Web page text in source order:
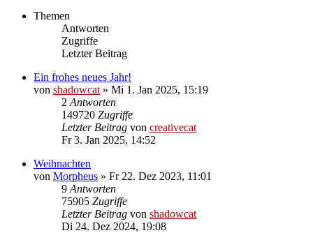
Themen
Antworten
Zugriffe
Letzter Beitrag
Ein frohes neues Jahr!
von shadowcat » Mi 1. Jan 2025, 15:19
2 Antworten
149720 Zugriffe
Letzter Beitrag von creativecat
Fr 3. Jan 2025, 14:52
Weihnachten
von Morpheus » Fr 22. Dez 2023, 11:01
9 Antworten
75905 Zugriffe
Letzter Beitrag von shadowcat
Di 24. Dez 2024, 19:08